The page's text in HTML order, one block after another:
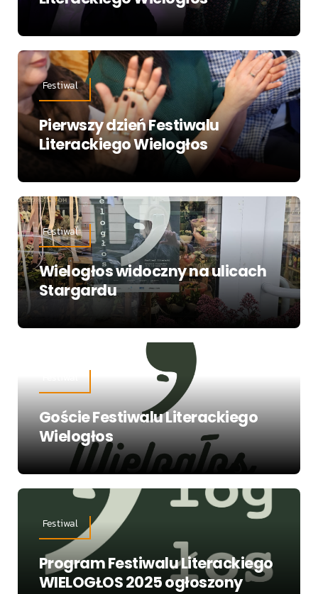
Festiwal
Pierwszy dzień Festiwalu
Literackiego Wielogłos
Festiwal
Wielogłos widoczny na ulicach
Stargardu
Goście Festiwalu Literackiego
Wielogłos
Festiwal
Program Festiwalu Literackiego
WIELOGŁOS 2025 ogłoszony